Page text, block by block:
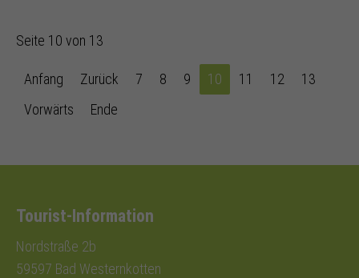
Seite 10 von 13
Anfang Zurück 7 8 9 10 11 12
13
Vorwärts
Ende
Tourist-Information
Nordstraße 2b
59597 Bad Westernkotten